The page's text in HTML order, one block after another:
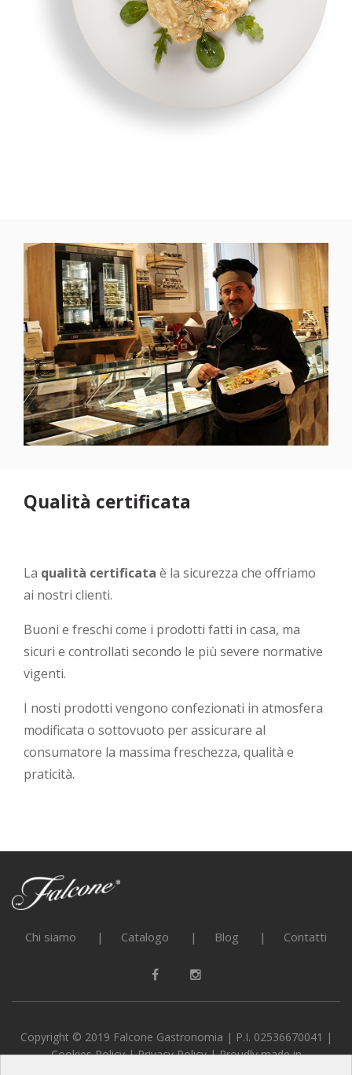
Qualità certificata
La qualità certificata è la sicurezza che offriamo
ai nostri clienti.
Buoni e freschi come i prodotti fatti in casa, ma
sicuri e controllati secondo le più severe normative
vigenti.
I nosti prodotti vengono confezionati in atmosfera
modificata o sottovuoto per assicurare al
consumatore la massima freschezza, qualità e
praticità.
Chi siamo Catalogo Blog Contatti
Copyright © 2019 Falcone Gastronomia | P.I. 02536670041 |
Cookies Policy|Privacy Policy| Proudly made in